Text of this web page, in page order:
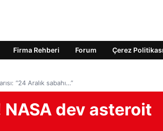
Firma Rehberi Forum Çerez Politikası
“24 Aralık sabahı…”
dev asteroit